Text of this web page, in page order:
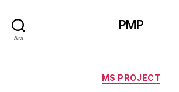
Ara
PMP
Kategoriler
MS PROJECT